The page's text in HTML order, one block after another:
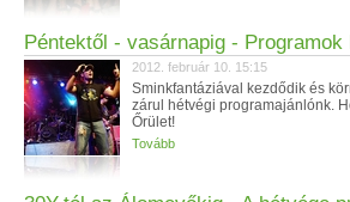
Péntektől - vasárnapig - Programok
2012. február 10. 15:15
Sminkfantáziával kezdődik és
zárul hétvégi programajánlónk.
Őrület!
Tovább